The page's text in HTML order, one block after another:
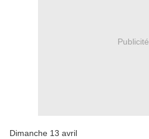
Publicité
Dimanche 13 avril